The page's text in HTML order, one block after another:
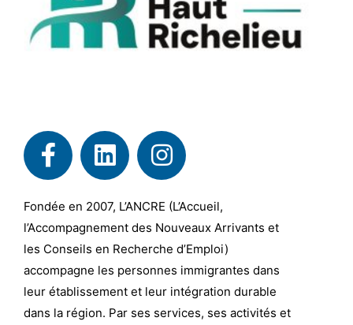
Fondée en 2007, L’ANCRE (L’Accueil,
l’Accompagnement des Nouveaux Arrivants et
les Conseils en Recherche d’Emploi)
accompagne les personnes immigrantes dans
leur établissement et leur intégration durable
dans la région. Par ses services, ses activités et